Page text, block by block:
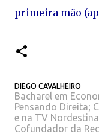
primeira mão
DIEGO CAVALHEIRO
Bacharel em
Pensando Direita;
e na TV
Cofundador da